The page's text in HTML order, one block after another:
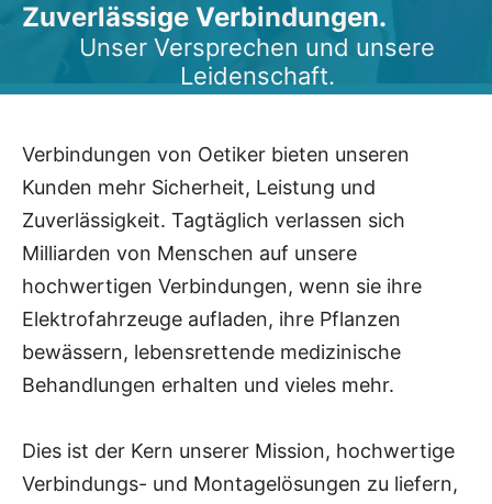
Zuverlässige Verbindungen.
Unser Versprechen und unsere
Leidenschaft.
Verbindungen von Oetiker bieten unseren
Kunden mehr Sicherheit, Leistung und
Zuverlässigkeit. Tagtäglich verlassen sich
Milliarden von Menschen auf unsere
hochwertigen Verbindungen, wenn sie ihre
Elektrofahrzeuge aufladen, ihre Pflanzen
bewässern, lebensrettende medizinische
Behandlungen erhalten und vieles mehr.
Dies ist der Kern unserer Mission, hochwertige
Verbindungs- und Montagelösungen zu liefern,